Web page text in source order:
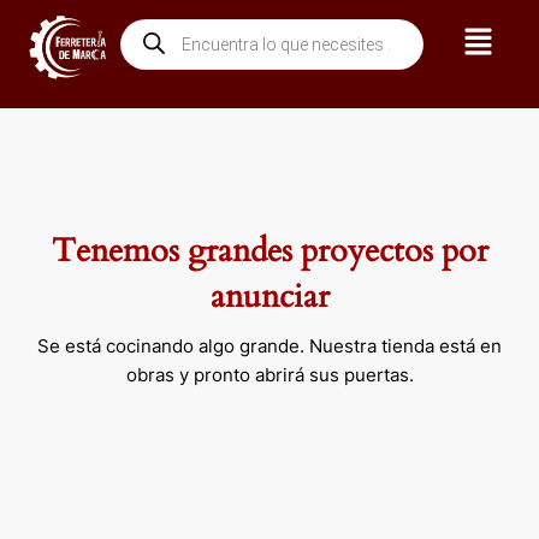
contenido
Búsqueda
de
productos
Menú
Tenemos grandes proyectos por
anunciar
Se está cocinando algo grande. Nuestra tienda está en
obras y pronto abrirá sus puertas.